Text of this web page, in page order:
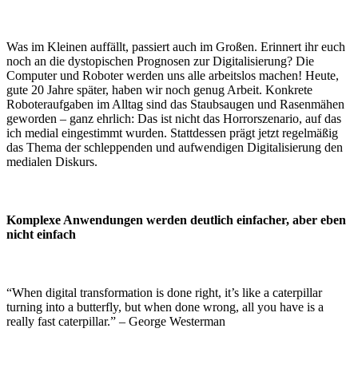
Was im Kleinen auffällt, passiert auch im Großen. Erinnert ihr euch
noch an die dystopischen Prognosen zur Digitalisierung? Die
Computer und Roboter werden uns alle arbeitslos machen! Heute,
gute 20 Jahre später, haben wir noch genug Arbeit. Konkrete
Roboteraufgaben im Alltag sind das Staubsaugen und Rasenmähen
geworden – ganz ehrlich: Das ist nicht das Horrorszenario, auf das
ich medial eingestimmt wurden. Stattdessen prägt jetzt regelmäßig
das Thema der schleppenden und aufwendigen Digitalisierung den
medialen Diskurs.
Komplexe Anwendungen werden deutlich einfacher, aber eben
nicht einfach
“When digital transformation is done right, it’s like a caterpillar
turning into a butterfly, but when done wrong, all you have is a
really fast caterpillar.” – George Westerman